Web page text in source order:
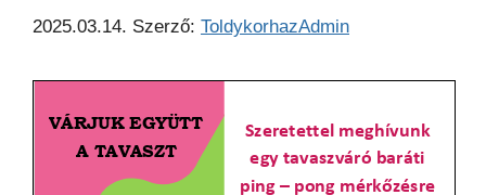
2025.03.14. Szerző: ToldykorhazAdmin